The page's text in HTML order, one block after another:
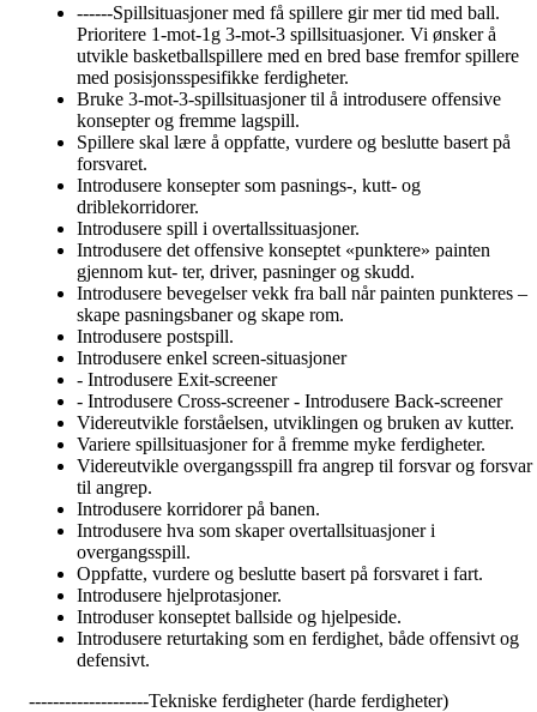
------Spillsituasjoner med få spillere gir mer tid med ball.
Prioritere 1-mot-1g 3-mot-3 spillsituasjoner. Vi ønsker å
utvikle basketballspillere med en bred base fremfor spillere
med posisjonsspesifikke ferdigheter.
Bruke 3-mot-3-spillsituasjoner til å introdusere offensive
konsepter og fremme lagspill.
Spillere skal lære å oppfatte, vurdere og beslutte basert på
forsvaret.
Introdusere konsepter som pasnings-, kutt- og
driblekorridorer.
Introdusere spill i overtallssituasjoner.
Introdusere det offensive konseptet «punktere» painten
gjennom kut- ter, driver, pasninger og skudd.
Introdusere bevegelser vekk fra ball når painten punkteres –
skape pasningsbaner og skape rom.
Introdusere postspill.
Introdusere enkel screen-situasjoner
- Introdusere Exit-screener
- Introdusere Cross-screener - Introdusere Back-screener
Videreutvikle forståelsen, utviklingen og bruken av kutter.
Variere spillsituasjoner for å fremme myke ferdigheter.
Videreutvikle overgangsspill fra angrep til forsvar og forsvar
til angrep.
Introdusere korridorer på banen.
Introdusere hva som skaper overtallsituasjoner i
overgangsspill.
Oppfatte, vurdere og beslutte basert på forsvaret i fart.
Introdusere hjelprotasjoner.
Introduser konseptet ballside og hjelpeside.
Introdusere returtaking som en ferdighet, både offensivt og
defensivt.
--------------------Tekniske ferdigheter (harde ferdigheter)